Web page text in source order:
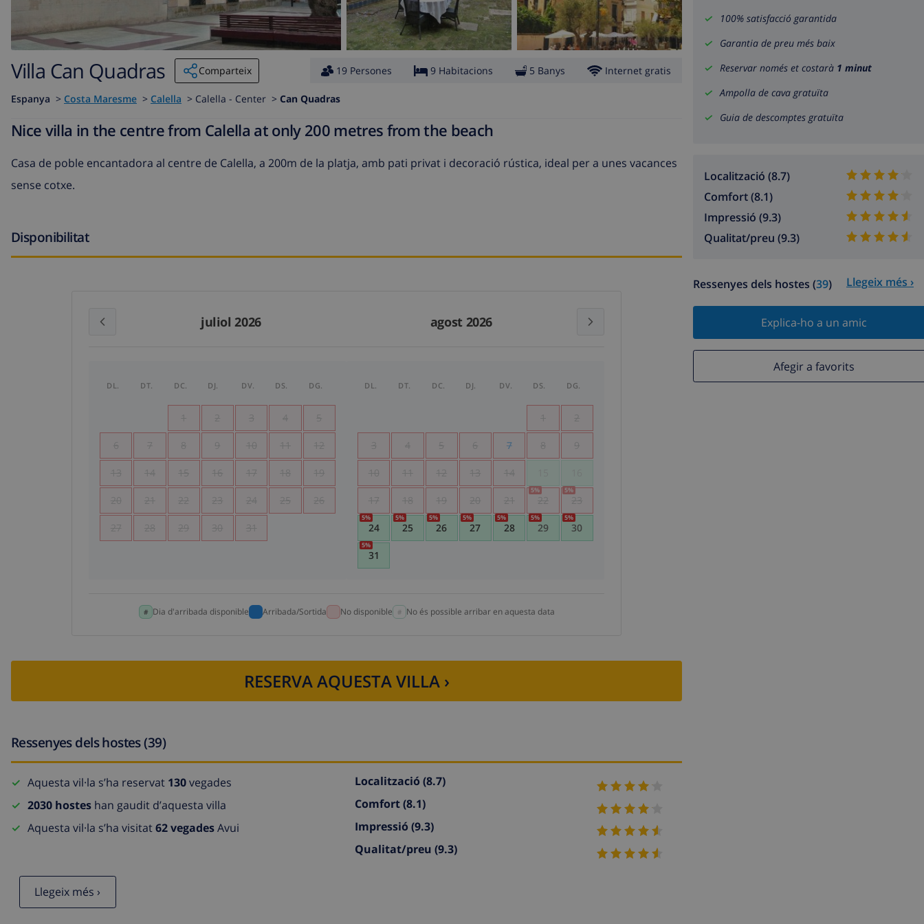
100% satisfacció garantida
Garantia de preu més baix
Reservar només et costarà 1 minut
Ampolla de cava gratuïta
Guia de descomptes gratuïta
Localització (8.7)
Comfort (8.1)
Impressió (9.3)
Qualitat/preu (9.3)
Ressenyes dels hostes (39) Llegeix més ›
Explica-ho a un amic
Afegir a favorits
Villa Can Quadras Comparteix 19 Persones 9 Habitacions 5 Banys Internet gratis
Espanya > Costa Maresme > Calella > Calella - Center > Can Quadras
Nice villa in the centre from Calella at only 200 metres from the beach
Casa de poble encantadora al centre de Calella, a 200m de la platja, amb pati privat i decoració rústica, ideal per a unes vacances
sense cotxe.
Disponibilitat
juliol 2026 agost 2026
DL. DT. DC. DJ. DV. DS. DG.
1 2 3 4 5
6 7 8 9 10 11 12
13 14 15 16 17 18 19
20 21 22 23 24 25 26
27 28 29 30 31
DL. DT. DC. DJ. DV. DS. DG.
1 2
3 4 5 6 7 8 9
10 11 12 13 14
17 18 19 20 21 22
5%
23
5%
24
5%
25
5%
26
5%
27
5%
28
5%
29
5%
30
5%
31
5%
Dia d'arribada disponible Arribada/Sortida No disponible No és possible arribar en aquesta data
RESERVA AQUESTA VILLA ›
Ressenyes dels hostes (39)
Aquesta vil·la s’ha reservat 130vegades
2030 hostes han gaudit d’aquesta villa
Aquesta vil·la s’ha visitat62 vegadesAvui
Localització (8.7)
Comfort(8.1)
Impressió (9.3)
Qualitat/preu (9.3)
Llegeix més ›